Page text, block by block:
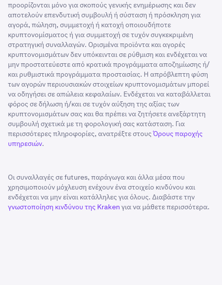
προορίζονται μόνο για σκοπούς γενικής ενημέρωσης και δεν
αποτελούν επενδυτική συμβουλή ή σύσταση ή πρόσκληση για
αγορά, πώληση, συμμετοχή ή κατοχή οποιουδήποτε
κρυπτονομίσματος ή για συμμετοχή σε τυχόν συγκεκριμένη
στρατηγική συναλλαγών. Ορισμένα προϊόντα και αγορές
κρυπτονομισμάτων δεν υπόκεινται σε ρύθμιση και ενδέχεται να
μην προστατεύεστε από κρατικά προγράμματα αποζημίωσης ή/
και ρυθμιστικά προγράμματα προστασίας. Η απρόβλεπτη φύση
των αγορών περιουσιακών στοιχείων κρυπτονομισμάτων μπορεί
να οδηγήσει σε απώλεια κεφαλαίων. Ενδέχεται να καταβάλλεται
φόρος σε δήλωση ή/και σε τυχόν αύξηση της αξίας των
κρυπτονομισμάτων σας και θα πρέπει να ζητήσετε ανεξάρτητη
συμβουλή σχετικά με τη φορολογική σας κατάσταση. Για
περισσότερες πληροφορίες, ανατρέξτε στουςΌρους παροχής
υπηρεσιών.
Οι συναλλαγές σε futures, παράγωγα και άλλα μέσα που
χρησιμοποιούν μόχλευση ενέχουν ένα στοιχείο κινδύνου και
ενδέχεται να μην είναι κατάλληλες για όλους. Διαβάστε την
γνωστοποίηση κινδύνου της Kraken για να μάθετε περισσότερα.